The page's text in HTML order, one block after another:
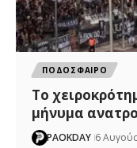
ΠΟΔΟΣΦΑΙΡΟ
Το
μήνυμα
PAOKDAY 6